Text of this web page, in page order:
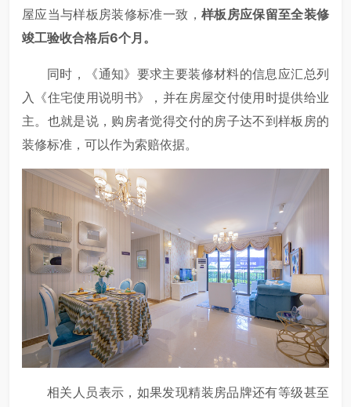
屋应当与样板房装修标准一致， 样板房应保留至全装修
竣工验收合格后6个月。
同时，《通知》要求主要装修材料的信息应汇总列
入《住宅使用说明书》，并在房屋交付使用时提供给业
主。也就是说，购房者觉得交付的房子达不到样板房的
装修标准，可以作为索赔依据。
相关人员表示，如果发现精装房品牌还有等级甚至